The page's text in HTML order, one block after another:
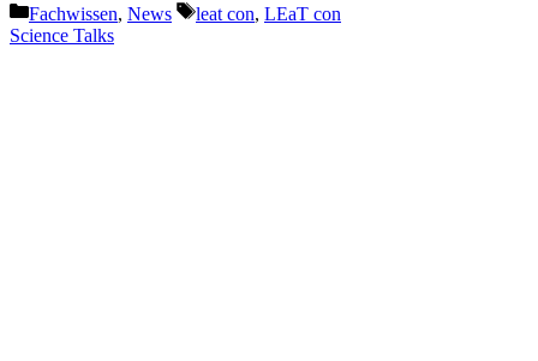
Kategorien
Fachwissen, News Schlagwörter
leat con, LEaT con
Science Talks